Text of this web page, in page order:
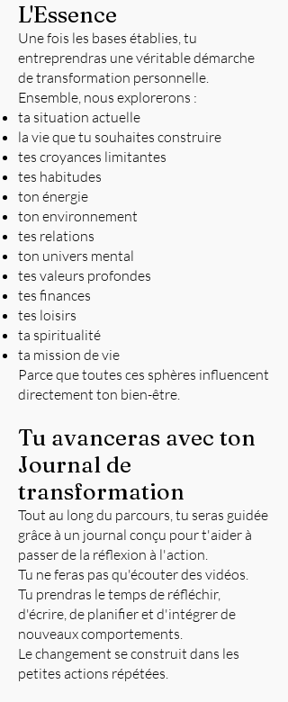
L'Essence
Une fois les bases établies, tu
entreprendras une véritable démarche
de transformation personnelle.
Ensemble, nous explorerons :
ta situation actuelle
la vie que tu souhaites construire
tes croyances limitantes
tes habitudes
ton énergie
ton environnement
tes relations
ton univers mental
tes valeurs profondes
tes finances
tes loisirs
ta spiritualité
ta mission de vie
Parce que toutes ces sphères influencent
directement ton bien-être.
Tu avanceras avec ton
Journal de
transformation
Tout au long du parcours, tu seras guidée
grâce à un journal conçu pour t'aider à
passer de la réflexion à l'action.
Tu ne feras pas qu'écouter des vidéos.
Tu prendras le temps de réfléchir,
d'écrire, de planifier et d'intégrer de
nouveaux comportements.
Le changement se construit dans les
petites actions répétées.